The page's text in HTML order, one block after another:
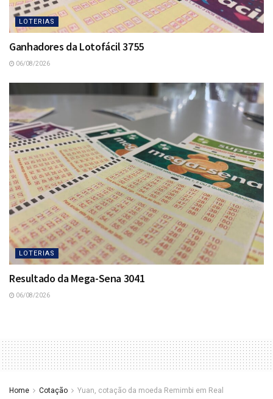
LOTERIAS
Ganhadores da Lotofácil 3755
06/08/2026
LOTERIAS
Resultado da Mega-Sena 3041
06/08/2026
Home Cotação Yuan, cotação da moeda Remimbi em Real